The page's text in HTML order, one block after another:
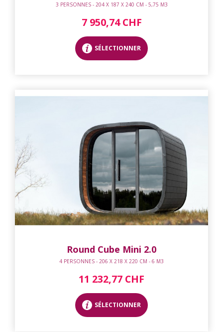
3 PERSONNES - 204 X 187 X 240 CM - 5,75 M3
7 950,74 CHF
SÉLECTIONNER
Round Cube Mini 2.0
4 PERSONNES - 206 X 218 X 220 CM - 6 M3
11 232,77 CHF
SÉLECTIONNER